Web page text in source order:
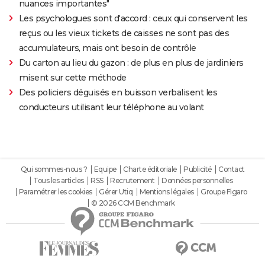
nuances importantes"
Les psychologues sont d'accord : ceux qui conservent les
reçus ou les vieux tickets de caisses ne sont pas des
accumulateurs, mais ont besoin de contrôle
Du carton au lieu du gazon : de plus en plus de jardiniers
misent sur cette méthode
Des policiers déguisés en buisson verbalisent les
conducteurs utilisant leur téléphone au volant
Qui sommes-nous ? Equipe Charte éditoriale Publicité
Contact
Tous les articles
RSS Recrutement
Données personnelles
Paramétrer les cookies
Gérer Utiq Mentions légales
Groupe Figaro
© 2026 CCM Benchmark